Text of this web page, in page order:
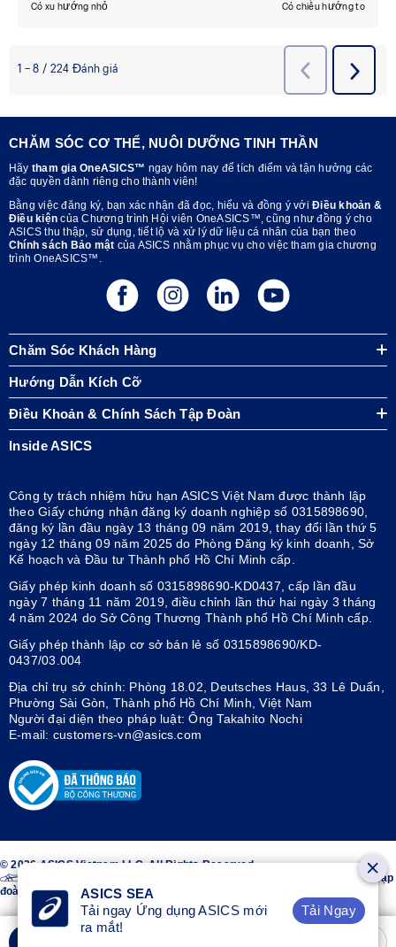
CHĂM SÓC CƠ THỂ, NUÔI DƯỠNG TINH THẦN
Hãy tham gia OneASICS™ ngay hôm nay để tích điểm và tận hưởng các
đặc quyền dành riêng cho thành viên!
Bằng việc đăng ký, bạn xác nhận đã đọc, hiểu và đồng ý với Điều khoản &
Điều kiện của Chương trình Hội viên OneASICS™, cũng như đồng ý cho
ASICS thu thập, sử dụng, tiết lộ và xử lý dữ liệu cá nhân của bạn theo
Chính sách Bảo mật của ASICS nhằm phục vụ cho việc tham gia chương
trình OneASICS™.
Chăm Sóc Khách Hàng
Hướng Dẫn Kích Cỡ
Điều Khoản & Chính Sách Tập Đoàn
Inside ASICS
Công ty trách nhiệm hữu hạn ASICS Việt Nam được thành lập
theo Giấy chứng nhận đăng ký doanh nghiệp số 0315898690,
đăng ký lần đầu ngày 13 tháng 09 năm 2019, thay đổi lần thứ 5
ngày 12 tháng 09 năm 2025 do Phòng Đăng ký kinh doanh, Sở
Kế hoạch và Đầu tư Thành phố Hồ Chí Minh cấp.
Giấy phép kinh doanh số 0315898690-KD0437, cấp lần đầu
ngày 7 tháng 11 năm 2019, điều chỉnh lần thứ hai ngày 3 tháng
4 năm 2024 do Sở Công Thương Thành phố Hồ Chí Minh cấp.
Giấy phép thành lập cơ sở bán lẻ số 0315898690/KD-
0437/03.004
Địa chỉ trụ sở chính: Phòng 18.02, Deutsches Haus, 33 Lê Duẩn,
Phường Sài Gòn, Thành phố Hồ Chí Minh, Việt Nam
Người đại diện theo pháp luật: Ông Takahito Nochi
E-mail: customers-vn@asics.com
© 2026 ASICS Vietnam LLC. All Rights Reserved.
Thiết kế sọc trên hai bên giày ASICS® là nhãn hiệu đã đăng ký của Tập
đoàn ASICS.
ASICS SEA
Tải ngay Ứng dụng ASICS mới
ra mắt!
Tải Ngay